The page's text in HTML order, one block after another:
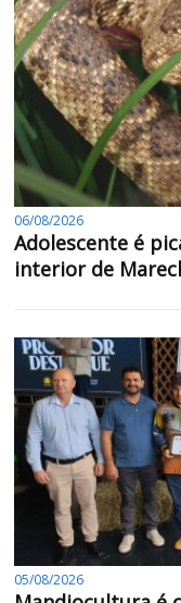
06/08/2026
Adolescente é
interior de
05/08/2026